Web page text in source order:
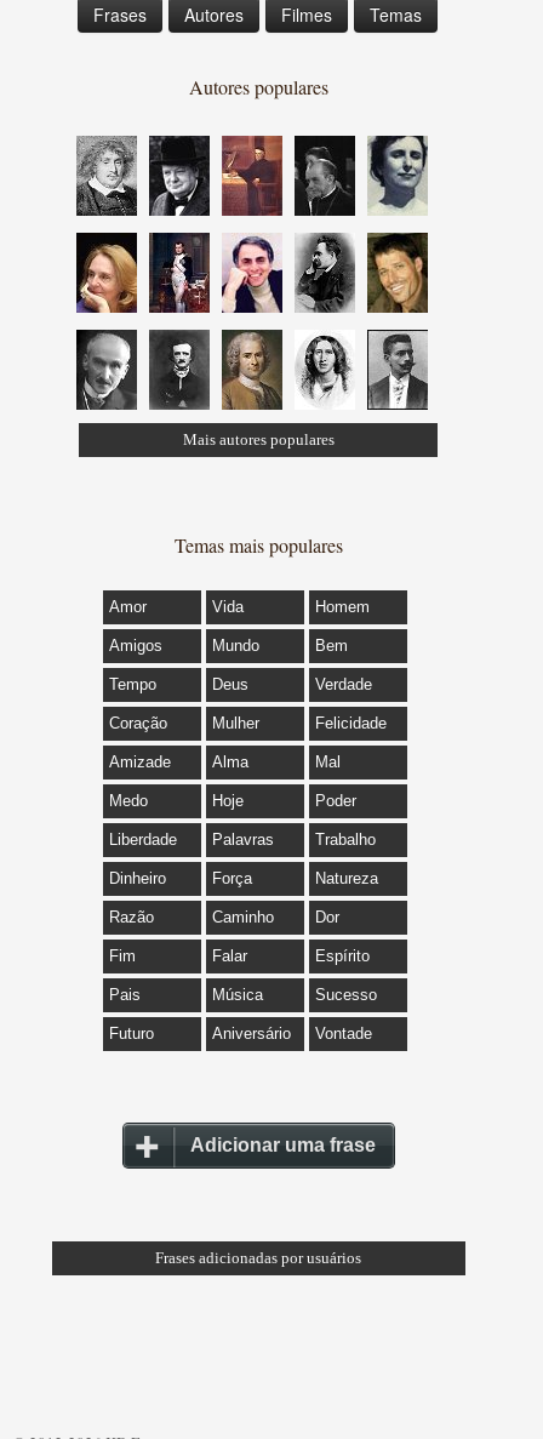
Frases Autores Filmes Temas
Autores populares
Mais autores populares
Temas mais populares
Amor Vida Homem
Amigos Mundo Bem
Tempo Deus Verdade
Coração Mulher Felicidade
Amizade Alma Mal
Medo Hoje Poder
Liberdade Palavras Trabalho
Dinheiro Força Natureza
Razão Caminho Dor
Fim Falar Espírito
Pais Música Sucesso
Futuro Aniversário Vontade
Adicionar uma frase
Frases adicionadas por usuários